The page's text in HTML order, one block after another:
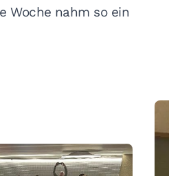
Woche nahm so ein